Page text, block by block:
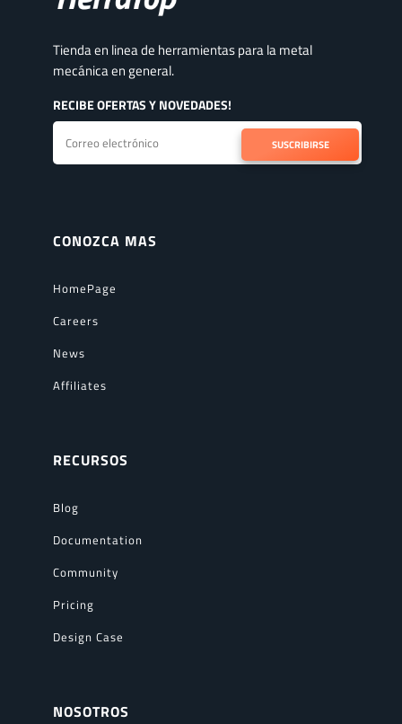
Tienda en linea de herramientas para la metal
mecánica en general.
RECIBE OFERTAS Y NOVEDADES!
SUSCRIBIRSE
CONOZCA MAS
HomePage
Careers
News
Affiliates
RECURSOS
Blog
Documentation
Community
Pricing
Design Case
NOSOTROS